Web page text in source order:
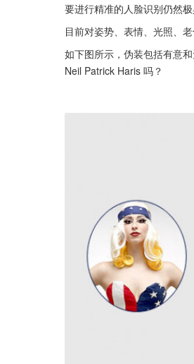
要进行精准的人脸识别仍然极
目前对姿势、表情、光照、
如下图所示，伪装包括有意
Neil Patrick Haris 吗？